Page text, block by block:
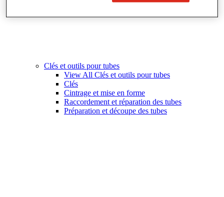
Clés et outils pour tubes
View All Clés et outils pour tubes
Clés
Cintrage et mise en forme
Raccordement et réparation des tubes
Préparation et découpe des tubes